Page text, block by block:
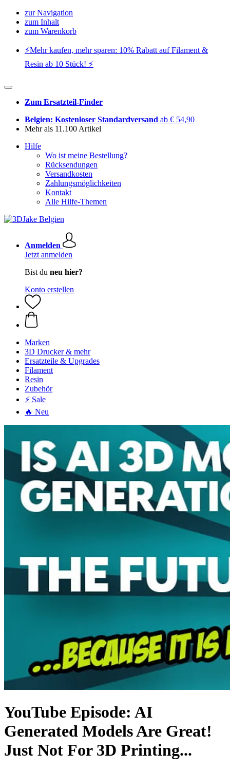
zur Navigation
zum Inhalt
zum Warenkorb
⚡️Mehr kaufen, mehr sparen: 10% Rabatt auf Filament &
Resin ab 10 Stück! ⚡️
Zum Ersatzteil-Finder
Belgien: Kostenloser Standardversand ab € 54,90
Mehr als 11.100 Artikel
Hilfe
Wo ist meine Bestellung?
Rücksendungen
Versandkosten
Zahlungsmöglichkeiten
Kontakt
Alle Hilfe-Themen
Anmelden
Jetzt anmelden
Bist du neu hier?
Konto erstellen
Marken
3D Drucker & mehr
Ersatzteile & Upgrades
Filament
Resin
Zubehör
⚡ Sale
🔥 Neu
YouTube Episode: AI
Generated Models Are Great!
Just Not For 3D Printing...